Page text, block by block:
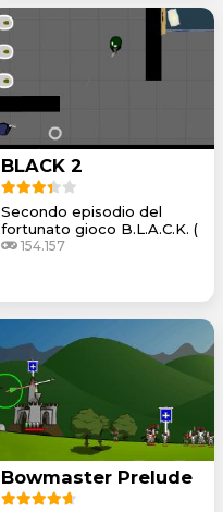
BLACK 2
Secondo episodio del
fortunato gioco B.L.A.C.K. (
154.157
Bowmaster Prelude